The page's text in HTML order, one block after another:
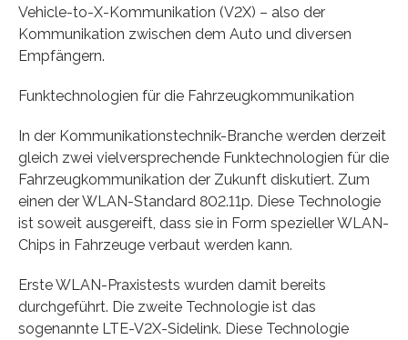
Vehicle-to-X-Kommunikation (V2X) – also der
Kommunikation zwischen dem Auto und diversen
Empfängern.
Funktechnologien für die Fahrzeugkommunikation
In der Kommunikationstechnik-Branche werden derzeit
gleich zwei vielversprechende Funktechnologien für die
Fahrzeugkommunikation der Zukunft diskutiert. Zum
einen der WLAN-Standard 802.11p. Diese Technologie
ist soweit ausgereift, dass sie in Form spezieller WLAN-
Chips in Fahrzeuge verbaut werden kann.
Erste WLAN-Praxistests wurden damit bereits
durchgeführt. Die zweite Technologie ist das
sogenannte LTE-V2X-Sidelink. Diese Technologie